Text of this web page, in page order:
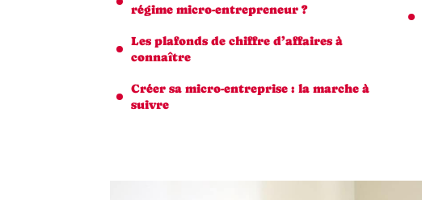
régime micro-entrepreneur ?
Les plafonds de chiffre d’affaires à
connaître
Créer sa micro-entreprise : la marche à
suivre